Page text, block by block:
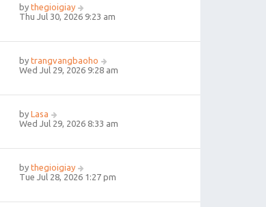
by thegioigiay
Thu Jul 30, 2026 9:23 am
by trangvangbaoho
Wed Jul 29, 2026 9:28 am
by Lasa
Wed Jul 29, 2026 8:33 am
by thegioigiay
Tue Jul 28, 2026 1:27 pm